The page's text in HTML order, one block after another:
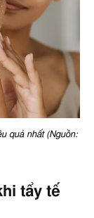
quả nhất (Nguồn:
tẩy tế